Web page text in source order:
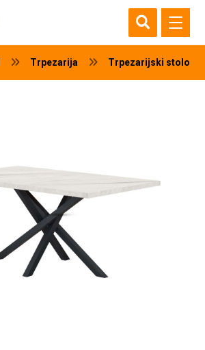
Trpezarija Trpezarijski stolovi